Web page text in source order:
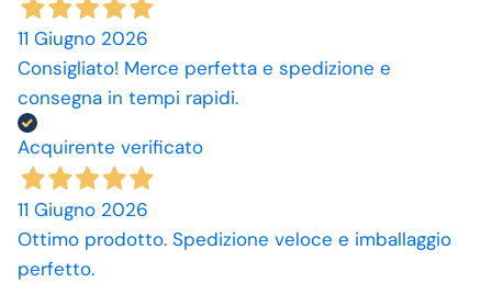
11 Giugno 2026
Consigliato! Merce perfetta e spedizione e
consegna in tempi rapidi.
Acquirente verificato
11 Giugno 2026
Ottimo prodotto. Spedizione veloce e imballaggio
perfetto.